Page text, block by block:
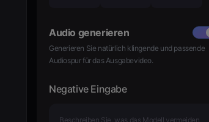
Audio generieren
Generieren Sie natürlich klingende und passende
Audiospur für das Ausgabevideo.
Negative Eingabe